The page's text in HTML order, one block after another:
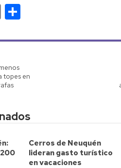
E
m
ail m
ar
topes en
Cerros de Neuquén
lideran gasto turístico
en vacaciones